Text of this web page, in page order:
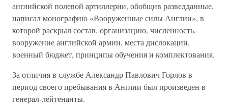
английской полевой артиллерии, обобщив разведданные,
написал монографию «Вооруженные силы Англии», в
которой раскрыл состав, организацию, численность,
вооружение английской армии, места дислокации,
военный бюджет, принципы обучения и комплектования.
За отличия в службе Александр Павлович Горлов в
период своего пребывания в Англии был произведен в
генерал-лейтенанты.